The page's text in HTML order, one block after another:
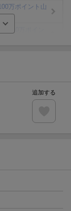
万ポイント山
円OFFクーポン
ペアチケット
追加する